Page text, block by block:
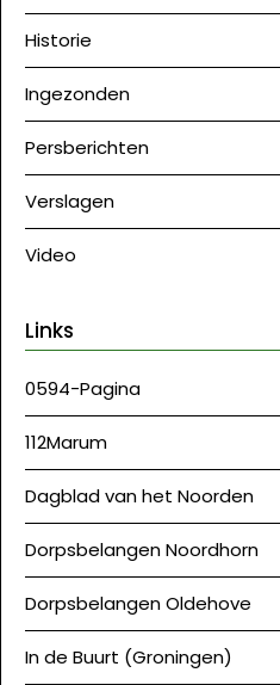
Historie
Ingezonden
Persberichten
Verslagen
Video
Links
0594-Pagina
112Marum
Dagblad van het Noorden
Dorpsbelangen Noordhorn
Dorpsbelangen Oldehove
In de Buurt (Groningen)